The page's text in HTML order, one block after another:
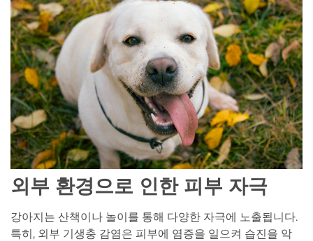
외부 환경으로 인한 피부 자극
강아지는 산책이나 놀이를 통해 다양한 자극에 노출됩니다.
특히, 외부 기생충 감염은 피부에 염증을 일으켜 습진을 악